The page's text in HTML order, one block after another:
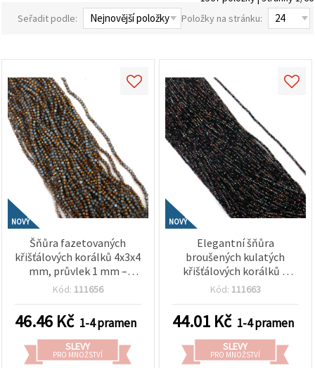
Seřadit podle:
Položky na stránku:
NOVÝ
Šňůra fazetovaných
křišťálových korálků 4x3x4
mm, průvlek 1 mm –
galvanizovaná bílá a zlatá
povrch, mix ~75 ks
Kód: 111656
46.46 Kč 1-4 pramen
SLEVY
PRO MNOŽSTVÍ
NOVÝ
Elegantní šňůra
broušených kulatých
křišťálových korálků 2
mm, průvlek 0,6 mm –
duhové s třpytivým AB
efektem, mix ~220 ks
Kód: 111663
44.01 Kč 1-4 pramen
SLEVY
PRO MNOŽSTVÍ